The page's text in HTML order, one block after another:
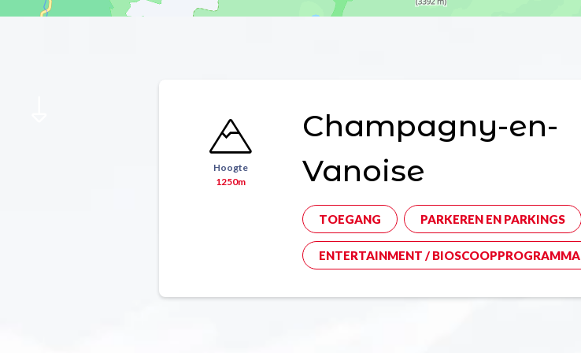
Hoogte
1250m
Champagny-en-
Vanoise
TOEGANG PARKEREN EN PARKINGS
ENTERTAINMENT / BIOSCOOPPROGRAMMA